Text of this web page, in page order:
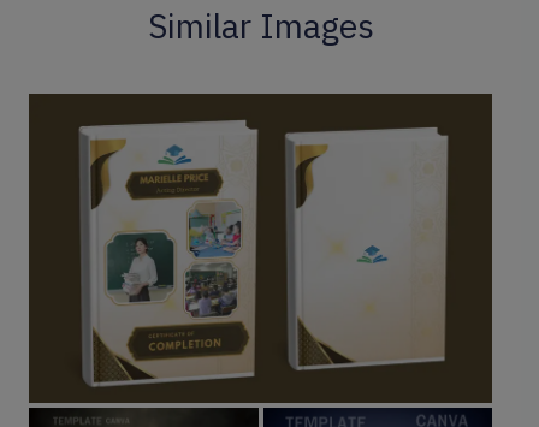
Similar Images